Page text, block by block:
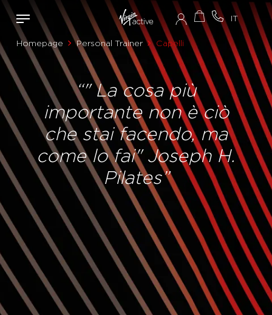
Homepage Personal Trainer Capelli
“" La cosa più
importante non è ciò
che stai facendo, ma
come lo fai" Joseph H.
Pilates”